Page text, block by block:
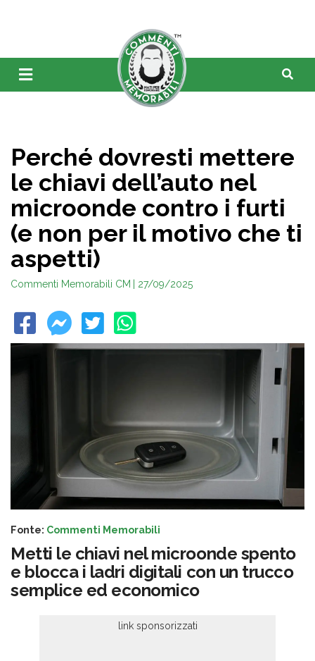
Perché dovresti mettere
le chiavi dell’auto nel
microonde contro i furti
(e non per il motivo che ti
aspetti)
Commenti Memorabili CM | 27/09/2025
Fonte: Commenti Memorabili
Metti le chiavi nel microonde spento
e blocca i ladri digitali con un trucco
semplice ed economico